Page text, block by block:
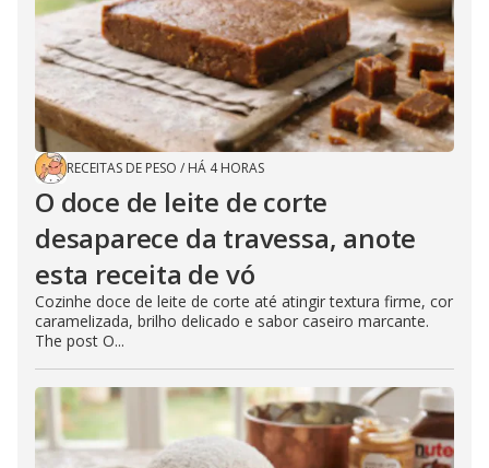
RECEITAS DE PESO / HÁ 4 HORAS
O doce de leite de corte
desaparece da travessa, anote
esta receita de vó
Cozinhe doce de leite de corte até atingir textura firme, cor
caramelizada, brilho delicado e sabor caseiro marcante.
The post O...